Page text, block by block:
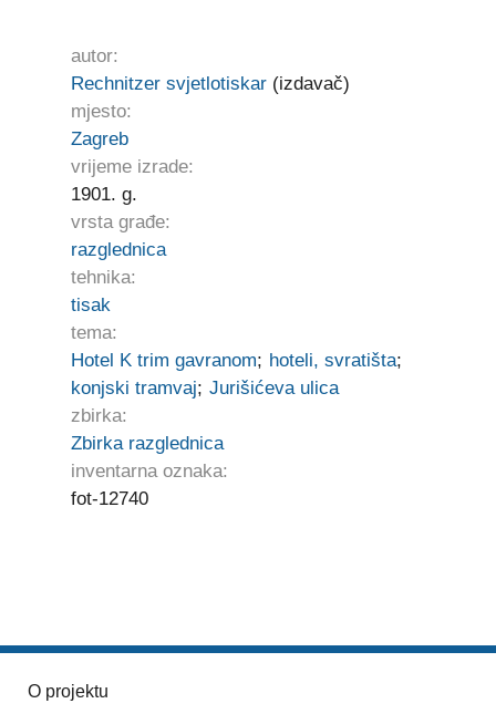
autor:
Rechnitzer svjetlotiskar(izdavač)
mjesto:
Zagreb
vrijeme izrade:
1901. g.
vrsta građe:
razglednica
tehnika:
tisak
tema:
Hotel K trim gavranom; hoteli, svratišta;
konjski tramvaj; Jurišićeva ulica
zbirka:
Zbirka razglednica
inventarna oznaka:
fot-12740
O projektu